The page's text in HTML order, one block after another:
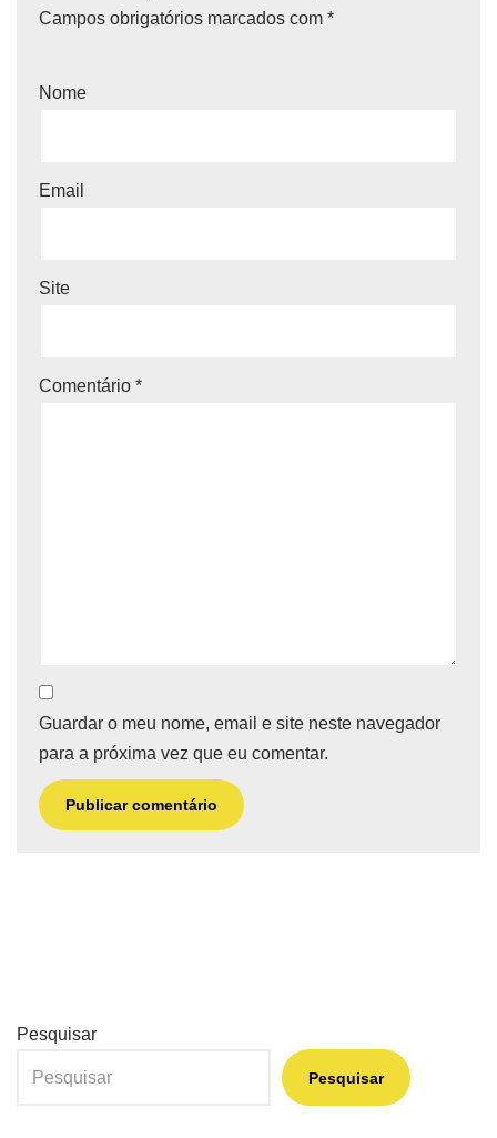
Campos obrigatórios marcados com *
Nome
Email
Site
Comentário *
Guardar o meu nome, email e site neste navegador
para a próxima vez que eu comentar.
Pesquisar
Pesquisar